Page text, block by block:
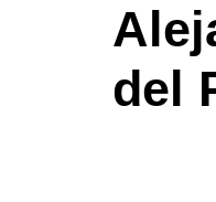
del